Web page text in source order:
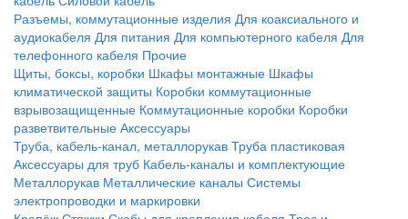
Разъемы, коммутационные изделия Для коаксиального и
аудиокабеля Для питания Для компьютерного кабеля Для
телефонного кабеля Прочие
Щиты, боксы, коробки Шкафы монтажные Шкафы
климатической защиты Коробки коммутационные
взрывозащищенные Коммутационные коробки Коробки
разветвительные Аксессуары
Труба, кабель-канал, металлорукав Труба пластиковая
Аксессуары для труб Кабель-каналы и комплектующие
Металлорукав Металлические каналы Системы
электропроводки и маркировки